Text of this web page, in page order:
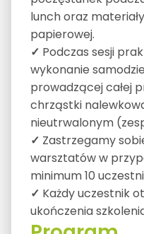
lunch oraz
papierowej.
✓ Podczas sesji
wykonanie
prowadzącej całej
chrząstki
nieutrwalonym
✓ Zastrzegamy
warsztatów w
minimum 10
✓ Każdy uczestnik
ukończenia